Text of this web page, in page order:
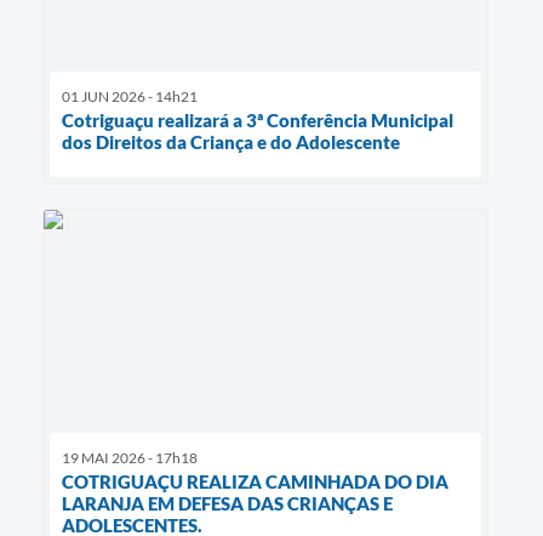
01 JUN 2026 - 14h21
Cotriguaçu realizará a 3ª Conferência Municipal
dos Direitos da Criança e do Adolescente
19 MAI 2026 - 17h18
COTRIGUAÇU REALIZA CAMINHADA DO DIA
LARANJA EM DEFESA DAS CRIANÇAS E
ADOLESCENTES.